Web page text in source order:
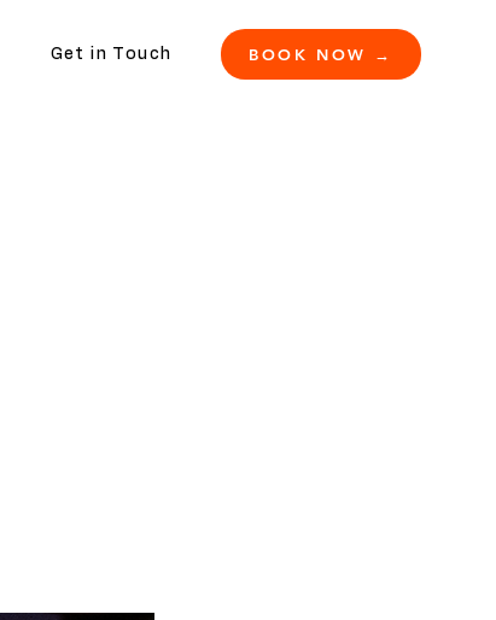
Get in Touch BOOK NOW →